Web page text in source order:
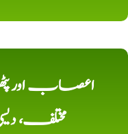
اعصاب اور
مختلف،